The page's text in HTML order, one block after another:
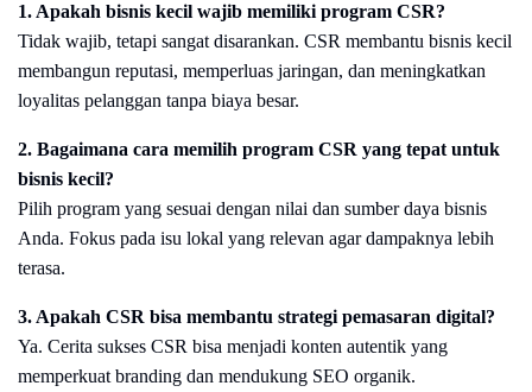
1. Apakah bisnis kecil wajib memiliki program CSR?
Tidak wajib, tetapi sangat disarankan. CSR membantu bisnis kecil
membangun reputasi, memperluas jaringan, dan meningkatkan
loyalitas pelanggan tanpa biaya besar.
2. Bagaimana cara memilih program CSR yang tepat untuk
bisnis kecil?
Pilih program yang sesuai dengan nilai dan sumber daya bisnis
Anda. Fokus pada isu lokal yang relevan agar dampaknya lebih
terasa.
3. Apakah CSR bisa membantu strategi pemasaran digital?
Ya. Cerita sukses CSR bisa menjadi konten autentik yang
memperkuat branding dan mendukung SEO organik.